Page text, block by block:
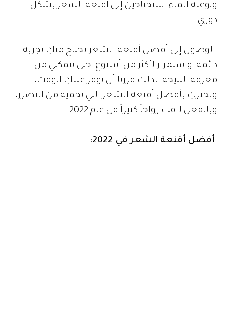
ونوعية الماء، ستحتاجين إلى أقنعة الشعر بشكل
دوري.
الوصول إلى أفضل أقنعة الشعر يحتاج منكِ تجربة
دائمة، واستمرار لأكثر من أسبوع، حتى تتمكني من
معرفة النتيجة، لذلك قررنا أن نوفر عليكِ الوقت،
ونخبركِ بأفضل أقنعة الشعر التي تحميه من التضرر،
وبالفعل لاقت رواجاً كبيراً في عام 2022.
أفضل أقنعة الشعر في 2022: